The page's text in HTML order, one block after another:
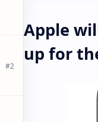
Apple
up for